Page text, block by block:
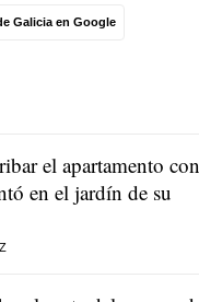
Galicia en Google
el apartamento con
en el jardín de su